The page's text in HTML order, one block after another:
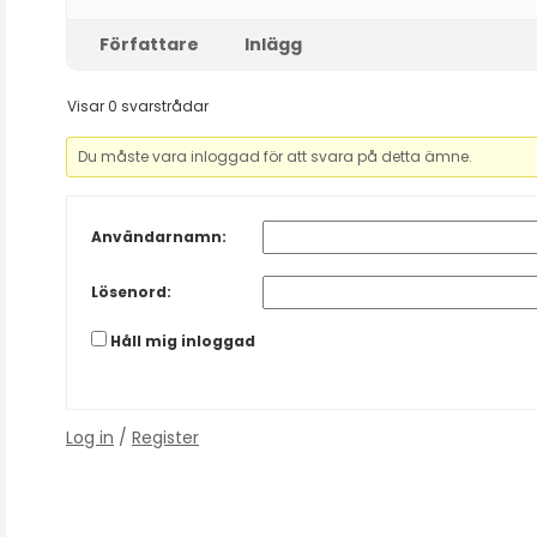
Författare Inlägg
Visar 0 svarstrådar
Du måste vara inloggad för att svara på detta ämne.
Användarnamn:
Lösenord:
Håll mig inloggad
Log in / Register